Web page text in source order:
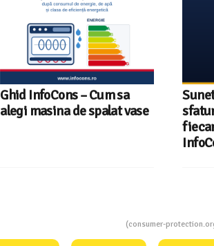
Ghid InfoCons – Cum sa
alegi masina de spalat vase
(consumer-